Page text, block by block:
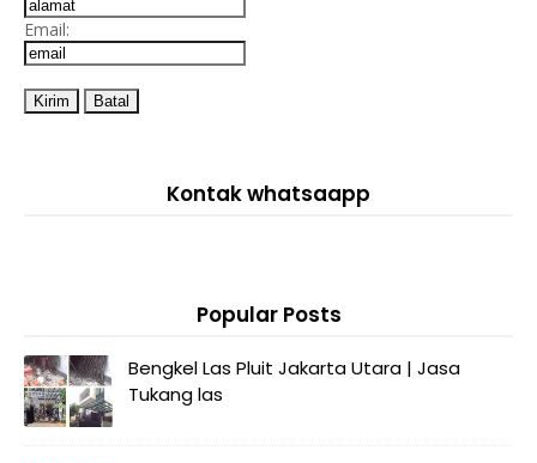
Email:
Kontak whatsaapp
Popular Posts
Bengkel Las Pluit Jakarta Utara | Jasa
Tukang las